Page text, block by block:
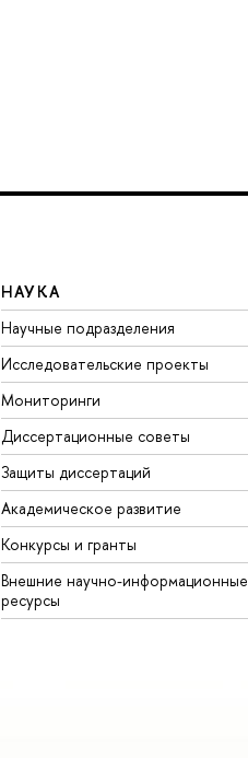
НАУКА
Научные подразделения
Исследовательские проекты
Мониторинги
Диссертационные советы
Защиты диссертаций
Академическое развитие
Конкурсы и гранты
Внешние научно-информационные
ресурсы